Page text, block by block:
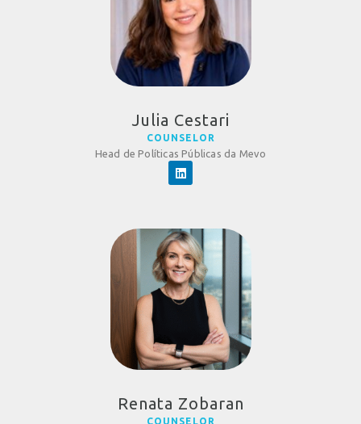
Julia Cestari
COUNSELOR
Head de Políticas Públicas da Mevo
Renata Zobaran
COUNSELOR